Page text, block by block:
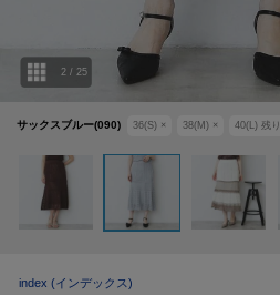
サックスブルー(090) 36(S) × 38(M) × 40(L) 残り
2 / 25
index (インデックス)